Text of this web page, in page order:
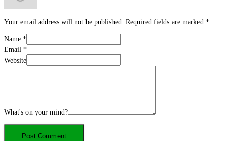
Your email address will not be published. Required fields are marked *
Name *
Email *
Website
What's on your mind?